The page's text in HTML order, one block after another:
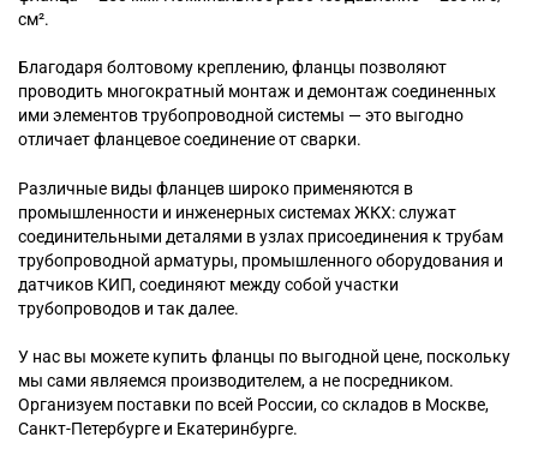
см².
Благодаря болтовому креплению, фланцы позволяют
проводить многократный монтаж и демонтаж соединенных
ими элементов трубопроводной системы — это выгодно
отличает фланцевое соединение от сварки.
Различные виды фланцев широко применяются в
промышленности и инженерных системах ЖКХ: служат
соединительными деталями в узлах присоединения к трубам
трубопроводной арматуры, промышленного оборудования и
датчиков КИП, соединяют между собой участки
трубопроводов и так далее.
У нас вы можете купить фланцы по выгодной цене, поскольку
мы сами являемся производителем, а не посредником.
Организуем поставки по всей России, со складов в Москве,
Санкт-Петербурге и Екатеринбурге.